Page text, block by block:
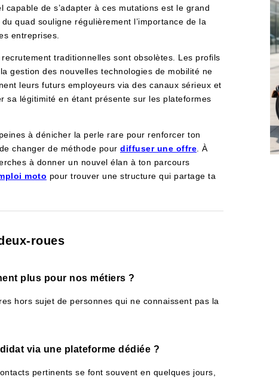
de s’adapter à ces mutations est le grand
quad souligne régulièrement l’importance de la
entreprises.
traditionnelles sont obsolètes. Les profils
gestion des nouvelles technologies de mobilité ne
leurs futurs employeurs via des canaux sérieux et
sa légitimité en étant présente sur les plateformes
à dénicher la perle rare pour renforcer ton
changer de méthode pour diffuser une offre . À
à donner un nouvel élan à ton parcours
moto pour trouver une structure qui partage ta
roues
plus pour nos métiers ?
hors sujet de personnes qui ne connaissent pas la
via une plateforme dédiée ?
pertinents se font souvent en quelques jours,